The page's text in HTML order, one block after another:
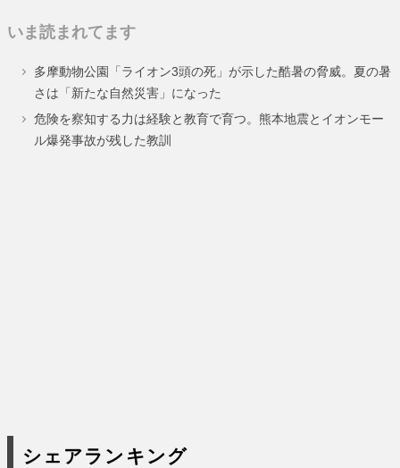
ー
ジ
ー
ジ
いま読まれてます
多摩動物公園「ライオン3頭の死」が示した酷暑の脅威。夏の暑
さは「新たな自然災害」になった
危険を察知する力は経験と教育で育つ。熊本地震とイオンモー
ル爆発事故が残した教訓
シェアランキング